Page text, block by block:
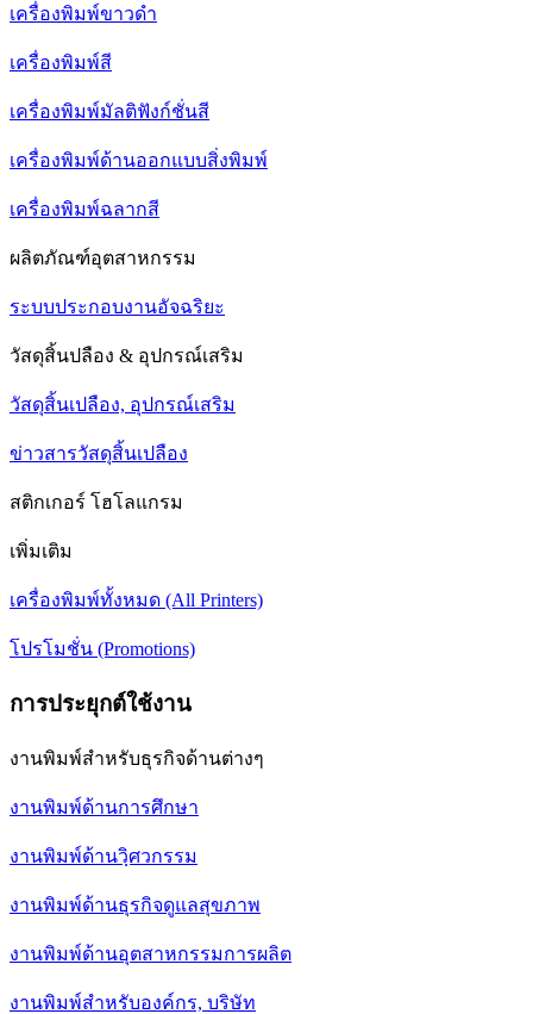
เครื่องพิมพ์ขาวดำ
เครื่องพิมพ์สี
เครื่องพิมพ์มัลติฟังก์ชั่นสี
เครื่องพิมพ์ด้านออกแบบสิ่งพิมพ์
เครื่องพิมพ์ฉลากสี
ผลิตภัณฑ์อุตสาหกรรม
ระบบประกอบงานอัจฉริยะ
วัสดุสิ้นปลือง & อุปกรณ์เสริม
วัสดุสิ้นเปลือง, อุปกรณ์เสริม
ข่าวสารวัสดุสิ้นเปลือง
สติกเกอร์ โฮโลแกรม
เพิ่มเติม
เครื่องพิมพ์ทั้งหมด (All Printers)
โปรโมชั่น (Promotions)
การประยุกต์ใช้งาน
งานพิมพ์สำหรับธุรกิจด้านต่างๆ
งานพิมพ์ด้านการศึกษา
งานพิมพ์ด้านวฺิศวกรรม
งานพิมพ์ด้านธุรกิจดูแลสุขภาพ
งานพิมพ์ด้านอุตสาหกรรมการผลิต
งานพิมพ์สำหรับองค์กร, บริษัท